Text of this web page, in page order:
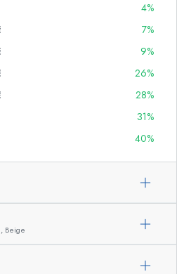
Representación ejemplar
4%
7%
9%
26%
28%
31%
40%
Beige